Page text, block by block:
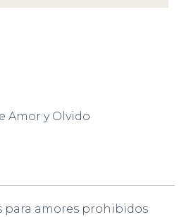
Amor y Olvido
para amores prohibidos